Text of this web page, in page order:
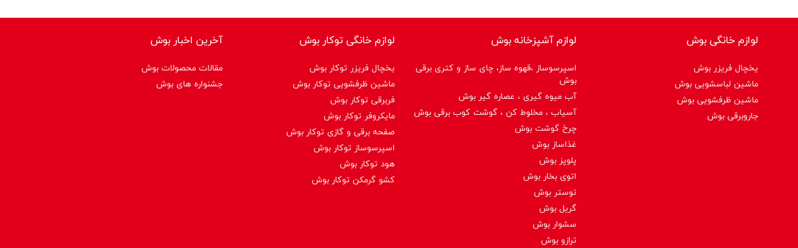
لوازم خانگی بوش
یخچال فریزر بوش
ماشین لباسشویی بوش
ماشین ظرفشویی بوش
جاروبرقی بوش
لوازم آشپزخانه بوش
اسپرسوساز ،قهوه ساز، چای ساز و کتری برقی
بوش
آب میوه گیری ، عصاره گیر بوش
آسیاب ، مخلوط کن ، گوشت کوب برقی بوش
چرخ گوشت بوش
غذاساز بوش
پلوپز بوش
اتوی بخار بوش
توستر بوش
گریل بوش
سشوار بوش
ترازو بوش
لوازم خانگی توکار بوش
یخچال فریزر توکار بوش
ماشین ظرفشویی توکار بوش
فربرقی توکار بوش
مایکروفر توکار بوش
صفحه برقی و گازی توکار بوش
اسپرسوساز توكار بوش
هود توکار بوش
کشو گرمکن توکار بوش
آخرین اخبار بوش
مقالات محصولات بوش
جشنواره های بوش